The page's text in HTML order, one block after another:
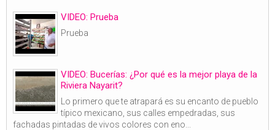
VIDEO: Prueba
Prueba
VIDEO: Bucerías: ¿Por qué es la mejor playa de la
Riviera Nayarit?
Lo primero que te atrapará es su encanto de pueblo
típico mexicano, sus calles empedradas, sus
fachadas pintadas de vivos colores con eno...